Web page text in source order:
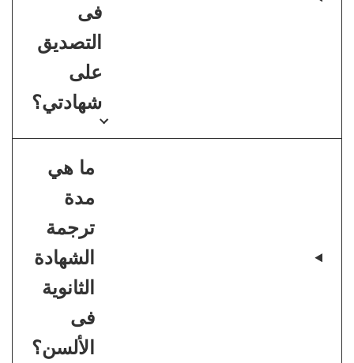
فى
التصديق
على
شهادتي؟
ما هي
مدة
ترجمة
الشهادة
الثانوية
فى
الألسن؟